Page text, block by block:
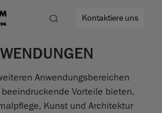
Kontaktiere uns
Anwendungsbereichen
Vorteile bieten.
Kunst und Architektur